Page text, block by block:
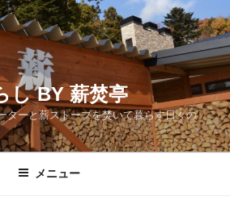
し BY 薪焚亭
ターと薪ストーブを焚いて暮らす日々の
メニュー